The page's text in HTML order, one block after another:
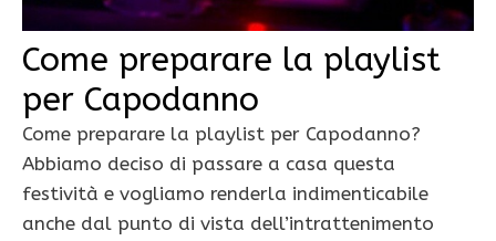
Come preparare la playlist
per Capodanno
Come preparare la playlist per Capodanno?
Abbiamo deciso di passare a casa questa
festività e vogliamo renderla indimenticabile
anche dal punto di vista dell’intrattenimento